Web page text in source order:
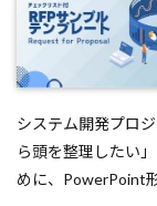
システム開発プロ
ら頭を整理したい
めに、PowerPoint